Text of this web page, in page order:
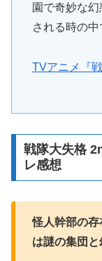
園で奇妙な
される時の
TVアニメ『
戦隊大失格
レ感想
怪人幹部の
は謎の集団と